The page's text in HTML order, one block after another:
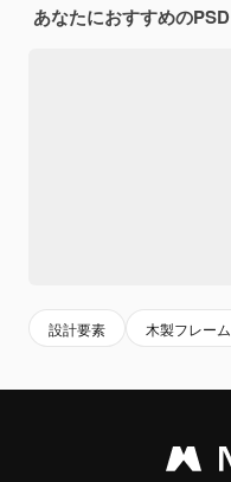
あなたにおすすめのPSD
設計要素 木製フレーム